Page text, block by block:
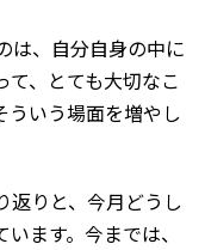
は、自分自身の中に
て、とても大切なこ
ういう場面を増やし
返りと、今月どうし
ます。今までは、